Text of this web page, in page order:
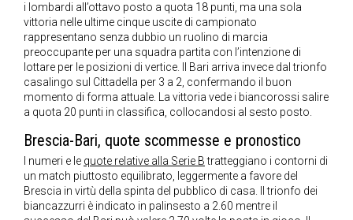
i lombardi all’ottavo posto a quota 18 punti, ma una sola
vittoria nelle ultime cinque uscite di campionato
rappresentano senza dubbio un ruolino di marcia
preoccupante per una squadra partita con l’intenzione di
lottare per le posizioni di vertice. Il Bari arriva invece dal trionfo
casalingo sul Cittadella per 3 a 2, confermando il buon
momento di forma attuale. La vittoria vede i biancorossi salire
a quota 20 punti in classifica, collocandosi al sesto posto.
Brescia-Bari, quote scommesse e pronostico
I numeri e le quote relative alla Serie Btratteggiano i contorni di
un match piuttosto equilibrato, leggermente a favore del
Brescia in virtù della spinta del pubblico di casa. Il trionfo dei
biancazzurri è indicato in palinsesto a 2.60 mentre il